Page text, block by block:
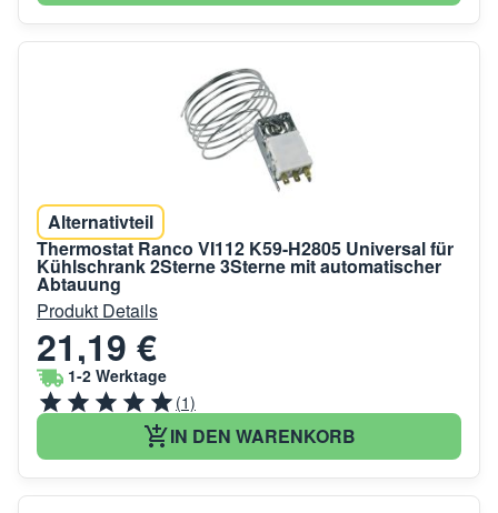
Alternativteil
Thermostat Ranco VI112 K59-H2805 Universal für
Kühlschrank 2Sterne 3Sterne mit automatischer
Abtauung
Produkt Details
21,19 €
1-2 Werktage
(1)
IN DEN WARENKORB